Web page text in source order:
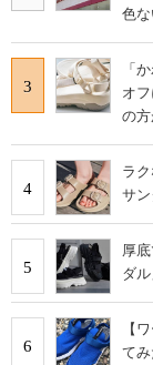
色
3
「
オ
の方
4
ラ
サン
5
厚
ダ
6
【
て